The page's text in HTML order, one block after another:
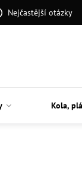
Nejčastější otázky
Kola,